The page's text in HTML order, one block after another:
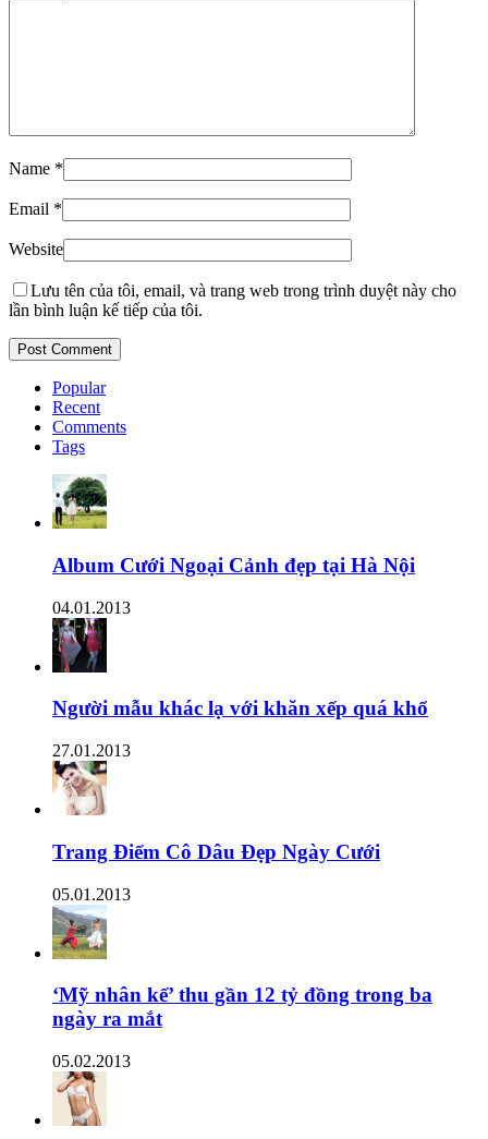
Name *
Email *
Website
Lưu tên của tôi, email, và trang web trong trình duyệt này cho
lần bình luận kế tiếp của tôi.
Popular
Recent
Comments
Tags
Album Cưới Ngoại Cảnh đẹp tại Hà Nội
04.01.2013
Người mẫu khác lạ với khăn xếp quá khổ
27.01.2013
Trang Điểm Cô Dâu Đẹp Ngày Cưới
05.01.2013
‘Mỹ nhân kế’ thu gần 12 tỷ đồng trong ba
ngày ra mắt
05.02.2013